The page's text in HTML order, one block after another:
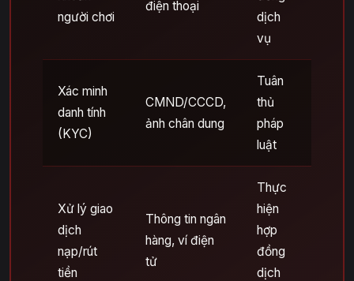
người chơi
điện thoại
dịch
vụ
Xác minh
danh tính
(KYC)
CMND/CCCD,
ảnh chân dung
Tuân
thủ
pháp
luật
Xử lý giao
dịch
nạp/rút
tiền
Thông tin ngân
hàng, ví điện
tử
Thực
hiện
hợp
đồng
dịch